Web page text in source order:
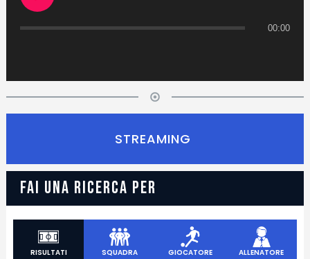
00:00
STREAMING
FAI UNA RICERCA PER
RISULTATI SQUADRA GIOCATORE ALLENATORE